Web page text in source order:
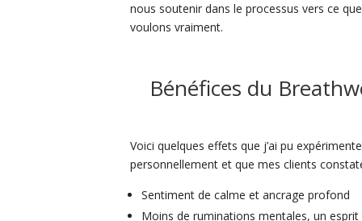
nous soutenir dans le processus vers ce
voulons vraiment.
Bénéfices du
Voici quelques effets que j’ai pu
personnellement et que mes clients
Sentiment de calme et ancrage profond
Moins de ruminations mentales, un esprit